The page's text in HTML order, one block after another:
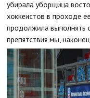
убирала уборщица
хоккеистов в проходе
продолжила выполнять
препятствия мы,